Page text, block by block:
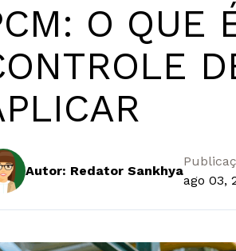
O QUE
Autor: Redator Sankhya
ago 03,